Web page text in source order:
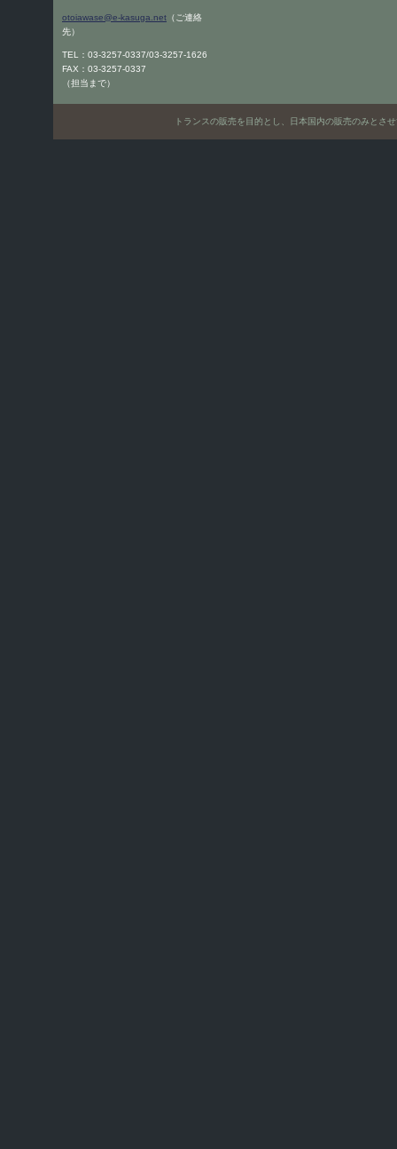
otoiawase@e-kasuga.net （ご連絡
先）
TEL：03-3257-0337/03-3257-1626
FAX：03-3257-0337
（担当まで）
トランスの販売を目的とし、日本国内の販売のみと